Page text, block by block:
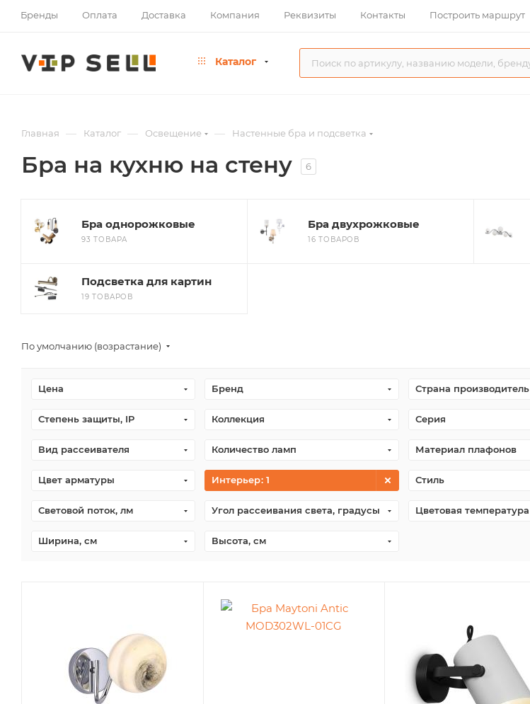
Бренды Оплата Доставка Компания Реквизиты Контакты Построить маршрут
Каталог
Главная — Каталог — Освещение — Настенные бра и подсветка
Бра на кухню на стену 6
Бра однорожковые
93 ТОВАРА
Бра двухрожковые
16 ТОВАРОВ
Подсветка для картин
19 ТОВАРОВ
По умолчанию (возрастание)
Цена Бренд Страна производитель
Степень защиты, IP Коллекция Серия
Вид рассеивателя Количество ламп Материал плафонов
Цвет арматуры Интерьер: 1 Стиль
Световой поток, лм Угол рассеивания света, градусы Цветовая температура
Ширина, см Высота, см